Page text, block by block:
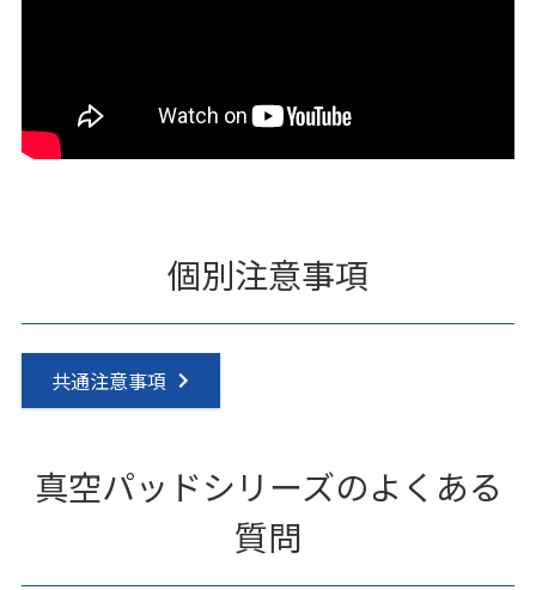
個別注意事項
共通注意事項
真空パッドシリーズのよくある
質問